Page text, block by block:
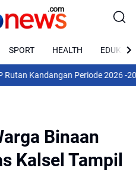
SPORT HEALTH EDUKASI
Kandangan Periode 2026 -2028
Binaan
Kalsel Tampil